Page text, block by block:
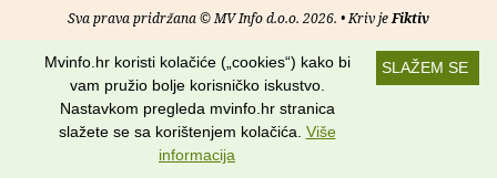
Sva prava pridržana © MV Info d.o.o. 2026. • Kriv jeFiktiv
O nama• Pomoć•Uvjeti korištenja•RSS kanali
Potraži nas na:
SLAŽEM SE
Mvinfo.hr koristi kolačiće („cookies“) kako bi
vam pružio bolje korisničko iskustvo.
Nastavkom pregleda mvinfo.hr stranica
slažete se sa korištenjem kolačića. Više
informacija